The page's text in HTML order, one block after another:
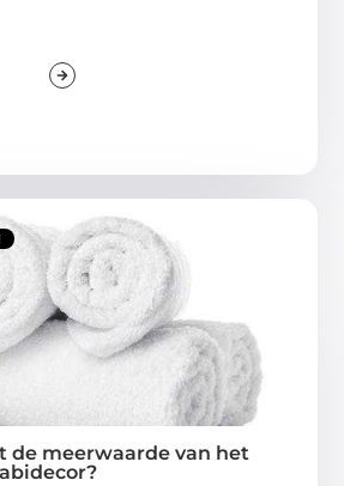
de meerwaarde van het